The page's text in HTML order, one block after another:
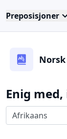
Preposisjoner
Enig
Select langauges
Afrikaans